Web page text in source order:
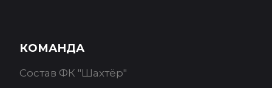
КОМАНДА
Состав ФК "Шахтёр"